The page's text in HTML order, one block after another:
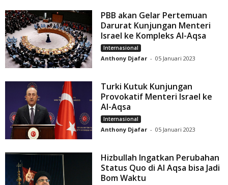
PBB akan Gelar Pertemuan
Darurat Kunjungan Menteri
Israel ke Kompleks Al-Aqsa
Internasional
Anthony Djafar - 05 Januari 2023
Turki Kutuk Kunjungan
Provokatif Menteri Israel ke
Al-Aqsa
Internasional
Anthony Djafar - 05 Januari 2023
Hizbullah Ingatkan Perubahan
Status Quo di Al Aqsa bisa Jadi
Bom Waktu